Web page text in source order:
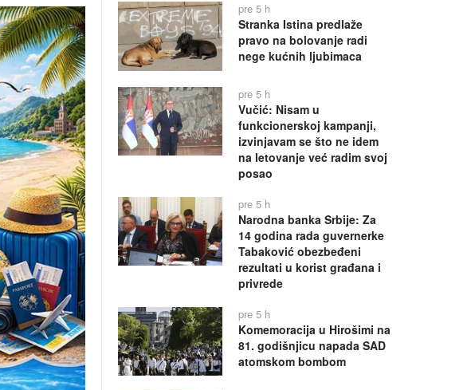
pre 5 h
Stranka Istina predlaže
pravo na bolovanje radi
nege kućnih ljubimaca
pre 5 h
Vučić: Nisam u
funkcionerskoj kampanji,
izvinjavam se što ne idem
na letovanje već radim svoj
posao
pre 5 h
Narodna banka Srbije: Za
14 godina rada guvernerke
Tabaković obezbeđeni
rezultati u korist građana i
privrede
pre 5 h
Komemoracija u Hirošimi na
81. godišnjicu napada SAD
atomskom bombom